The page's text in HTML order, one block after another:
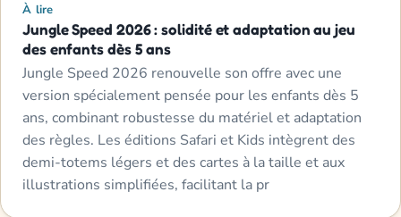
À lire
Jungle Speed 2026 : solidité et adaptation au jeu
des enfants dès 5 ans
Jungle Speed 2026 renouvelle son offre avec une
version spécialement pensée pour les enfants dès 5
ans, combinant robustesse du matériel et adaptation
des règles. Les éditions Safari et Kids intègrent des
demi-totems légers et des cartes à la taille et aux
illustrations simplifiées, facilitant la pr